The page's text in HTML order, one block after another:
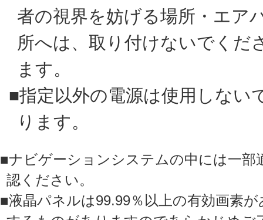
者の視界を妨げる場所・エア
所へは、取り付けないでくだ
ます。
■指定以外の電源は使用しない
ります。
■ナビゲーションシステムの中には一
認ください。
■液晶パネルは99.99％以上の有効画素